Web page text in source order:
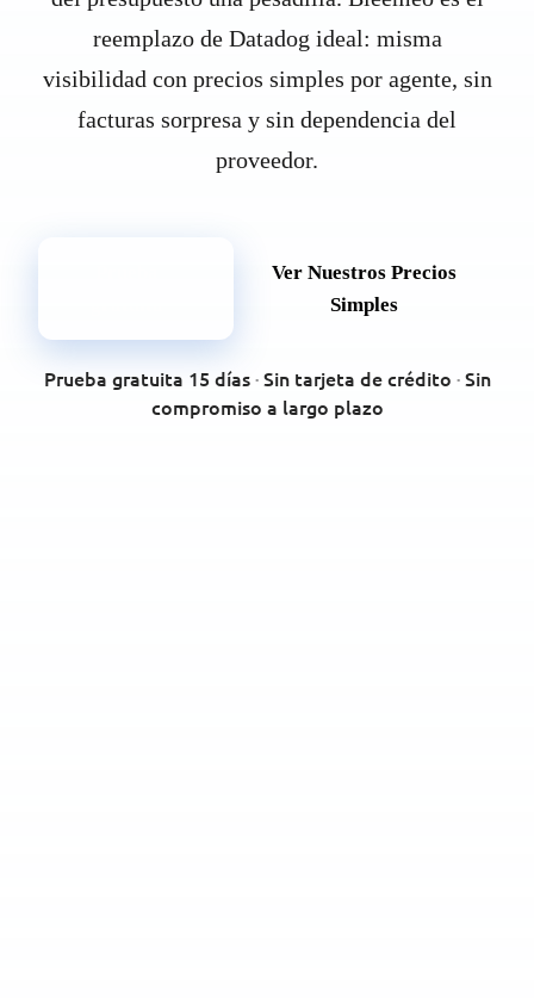
reemplazo de Datadog ideal: misma
visibilidad con precios simples por agente, sin
facturas sorpresa y sin dependencia del
proveedor.
Ver Nuestros Precios
Simples
Prueba gratuita 15 días·Sin tarjeta de crédito ·Sin
compromiso a largo plazo